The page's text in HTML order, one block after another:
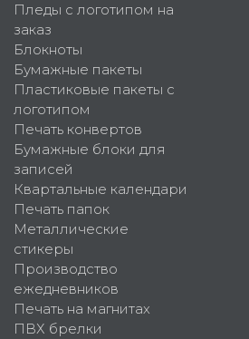
Пледы с логотипом на
заказ
Блокноты
Бумажные пакеты
Пластиковые пакеты с
логотипом
Печать конвертов
Бумажные блоки для
записей
Квартальные календари
Печать папок
Металлические
стикеры
Производство
ежедневников
Печать на магнитах
ПВХ брелки